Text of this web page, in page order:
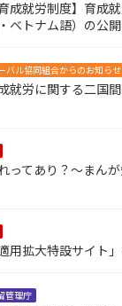
成就労制度】育成
ベトナム語）の公
バル協同組合からのお知らせ
就労に関する二国
ってあり？～まん
用拡大特設サイト
管理庁